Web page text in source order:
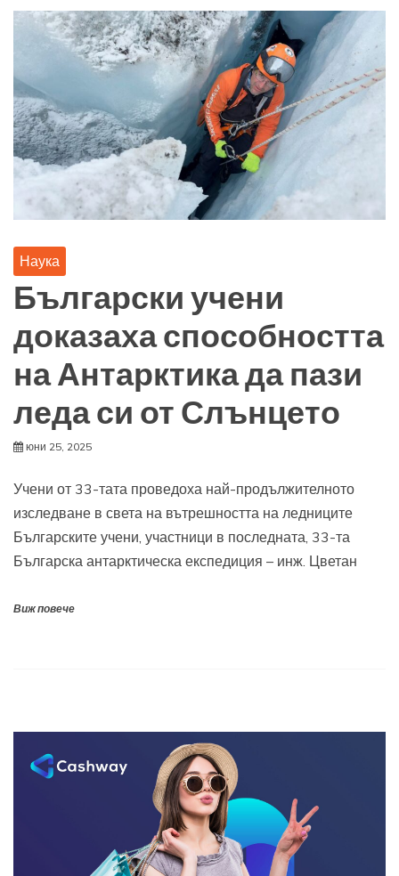
Наука
Български учени
доказаха способността
на Антарктика да пази
леда си от Слънцето
юни 25, 2025
Учени от 33-тата проведоха най-продължителното
изследване в света на вътрешността на ледниците
Българските учени, участници в последната, 33-та
Българска антарктическа експедиция – инж. Цветан
Виж повече